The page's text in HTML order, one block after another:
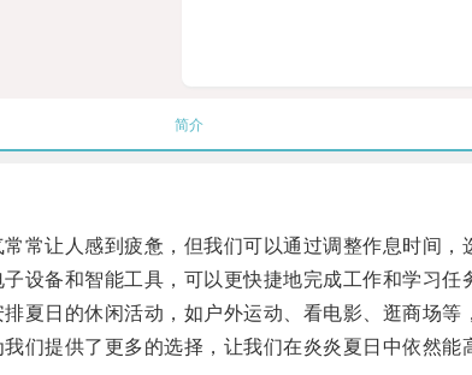
简介
让人感到疲惫，但我们可以通过调整作息时间，
备和智能工具，可以更快捷地完成工作和学习任
日的休闲活动，如户外运动、看电影、逛商场等
提供了更多的选择，让我们在炎炎夏日中依然能